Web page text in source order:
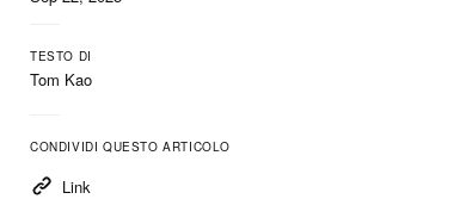
TESTO DI
Tom Kao
CONDIVIDI QUESTO ARTICOLO
Link